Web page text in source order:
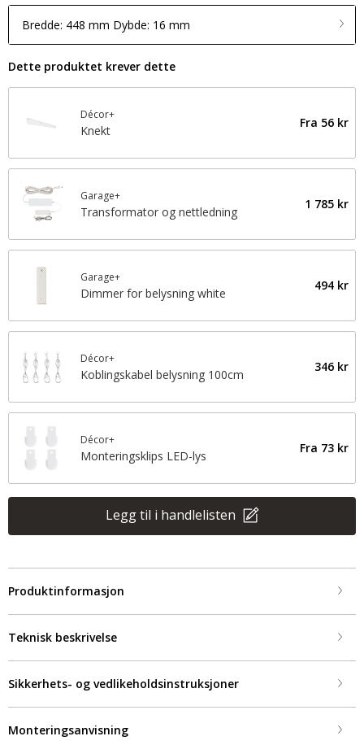
Bredde: 448 mm Dybde: 16 mm
Dette produktet krever dette
Décor+
Knekt
Fra 56 kr
Garage+
Transformator og nettledning
1 785 kr
Garage+
Dimmer for belysning white
494 kr
Décor+
Koblingskabel belysning 100cm
346 kr
Décor+
Monteringsklips LED-lys
Fra 73 kr
Legg til i handlelisten
Produktinformasjon
Teknisk beskrivelse
Sikkerhets- og vedlikeholdsinstruksjoner
Monteringsanvisning